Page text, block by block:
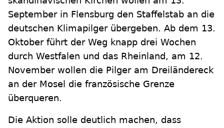
September in Flensburg den Staffelstab an die
deutschen Klimapilger übergeben. Ab dem 13.
Oktober führt der Weg knapp drei Wochen
durch Westfalen und das Rheinland, am 12.
November wollen die Pilger am Dreiländereck
an der Mosel die französische Grenze
überqueren.
Die Aktion solle deutlich machen, dass